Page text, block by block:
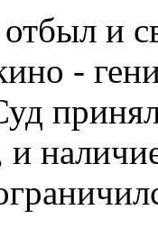
и
-